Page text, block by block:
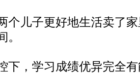
个儿子更好地生活卖了
。
下，学习成绩优异完全